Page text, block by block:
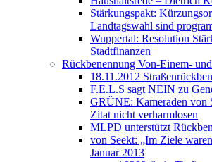
Stärkungspakt:
Landtagswahl sind
Wuppertal: Resolution
Stadtfinanzen
Rückbenennung Von-Einem-
18.11.2012
F.E.L.S sagt NEIN zu
GRÜNE: Kameraden von
Zitat nicht verharmlosen
MLPD unterstützt
von Seekt: „Im Ziele
Januar 2013